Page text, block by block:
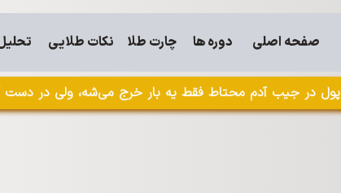
صفحه اصلی دوره ها چارت طلا نکات طلایی
پول در جیب آدم محتاط فقط یه بار خرج می‌شه، ولی در دست